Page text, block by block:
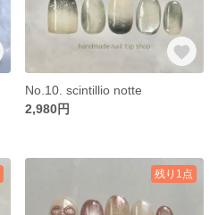
No.10. scintillio notte
2,980円
残り1点